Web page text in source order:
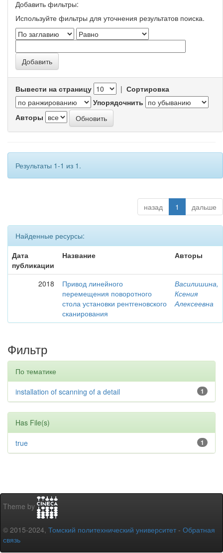
Добавить фильтры:
Используйте фильтры для уточнения результатов поиска.
Вывести на страницу | Сортировка
Упорядочнить
Авторы
Результаты 1-1 из 1.
назад 1 дальше
Найденные ресурсы:
Дата
публикации
Название Авторы
2018
Привод линейного
перемещения поворотного
стола установки рентгеновского
сканирования
Василишина,
Ксения
Алексеевна
Фильтр
По тематике
1
installation of scanning of a detail
Has File(s)
1
true
Theme by
© 2015-2024, Томский политехнический университет - Обратная
связь